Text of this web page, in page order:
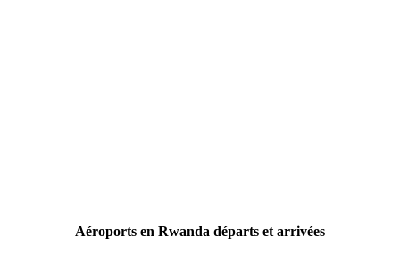
Aéroports en Rwanda départs et arrivées